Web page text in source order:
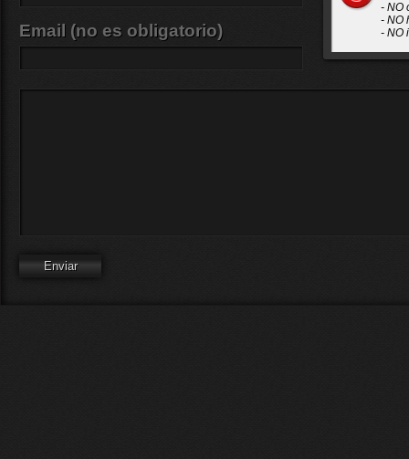
- NO
- NO
- NO
Email (no es obligatorio)